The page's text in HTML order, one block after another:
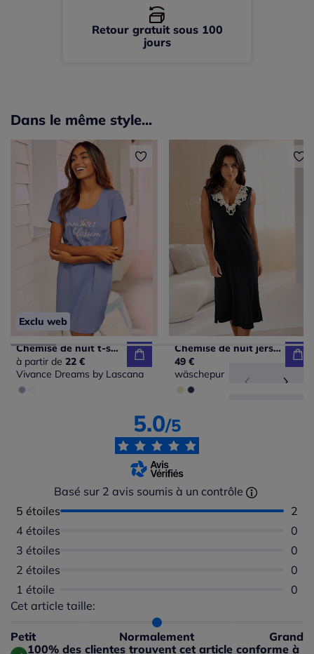
Retour gratuit sous 100
jours
Dans le même style...
Exclu web
Chemise de nuit t-shirt de nuit à imprimé floral devant
à partir de 22 €
Vivance Dreams by Lascana
Chemise de nuit jersey fin
49 €
wäschepur
5.0/5
Basé sur 2 avis soumis à un contrôle
5 étoiles
2
4 étoiles
0
3 étoiles
0
2 étoiles
0
1 étoile
0
Cet article taille:
Petit Normalement Grand
Répartition du taillant selon les avis clients
Taille normalement : 100%
Taille grand : 0%
100% des clientes trouvent cet article conforme à